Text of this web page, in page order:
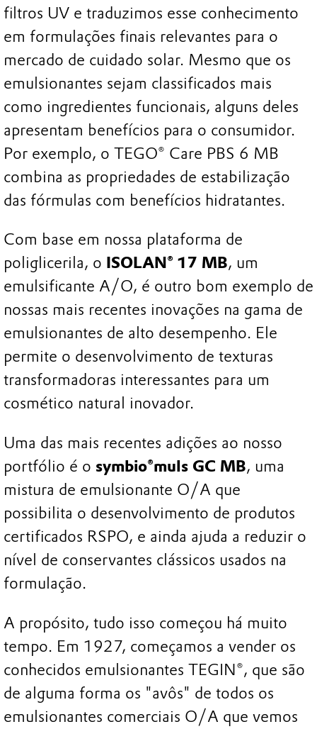
filtros UV e traduzimos esse conhecimento
em formulações finais relevantes para o
mercado de cuidado solar. Mesmo que os
emulsionantes sejam classificados mais
como ingredientes funcionais, alguns deles
apresentam benefícios para o consumidor.
Por exemplo, o TEGO® Care PBS 6 MB
combina as propriedades de estabilização
das fórmulas com benefícios hidratantes.
Com base em nossa plataforma de
poliglicerila, o ISOLAN® 17 MB, um
emulsificante A/O, é outro bom exemplo de
nossas mais recentes inovações na gama de
emulsionantes de alto desempenho. Ele
permite o desenvolvimento de texturas
transformadoras interessantes para um
cosmético natural inovador.
Uma das mais recentes adições ao nosso
portfólio é o symbio®muls GC MB, uma
mistura de emulsionante O/A que
possibilita o desenvolvimento de produtos
certificados RSPO, e ainda ajuda a reduzir o
nível de conservantes clássicos usados na
formulação.
A propósito, tudo isso começou há muito
tempo. Em 1927, começamos a vender os
conhecidos emulsionantes TEGIN®, que são
de alguma forma os "avôs" de todos os
emulsionantes comerciais O/A que vemos